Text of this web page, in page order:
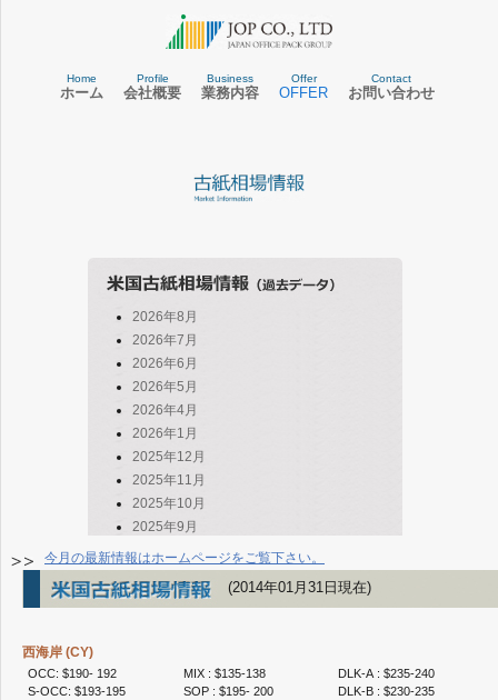
ホーム
Home
会社概要
Profile
業務内容
Business
OFFER
Offer
お問い合わせ
Contact
2026年8月
2026年7月
2026年6月
2026年5月
2026年4月
2026年1月
2025年12月
2025年11月
2025年10月
2025年9月
2025年8月
2025年7月
2025年6月
2025年3月
2025年2月
今月の最新情報はホームページをご覧下さい。
(2014年01月31日現在)
西海岸 (CY)
OCC: $190- 192
S-OCC: $193-195
MIX : $135-138
SOP : $195- 200
DLK-A : $235-240
DLK-B : $230-235